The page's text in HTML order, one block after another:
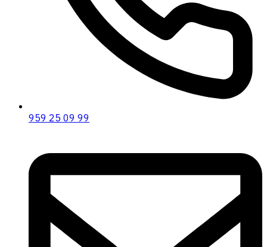
959 25 09 99